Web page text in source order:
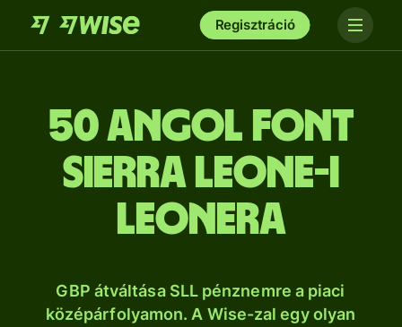
Regisztráció
50 angol font
Sierra Leone-i
leonera
GBP átváltása SLL pénznemre a piaci
középárfolyamon. A Wise-zal egy olyan